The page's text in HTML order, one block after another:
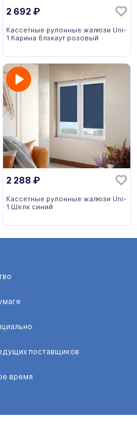
2 692 ₽
Кассетные рулонные жалюзи Uni-
1 Карина блэкаут розовый
2 288 ₽
Кассетные рулонные жалюзи Uni-
1 Шелк синий
поставщиков
время